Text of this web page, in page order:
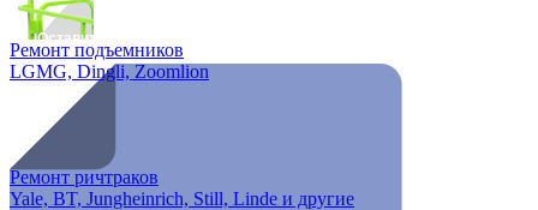
Оставить заявку
Ремонт подъемников
LGMG, Dingli, Zoomlion
Ремонт ричтраков
Yale, BT, Jungheinrich, Still, Linde и другие